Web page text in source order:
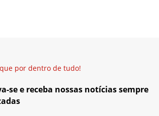
por dentro de tudo!
se e receba nossas notícias sempre